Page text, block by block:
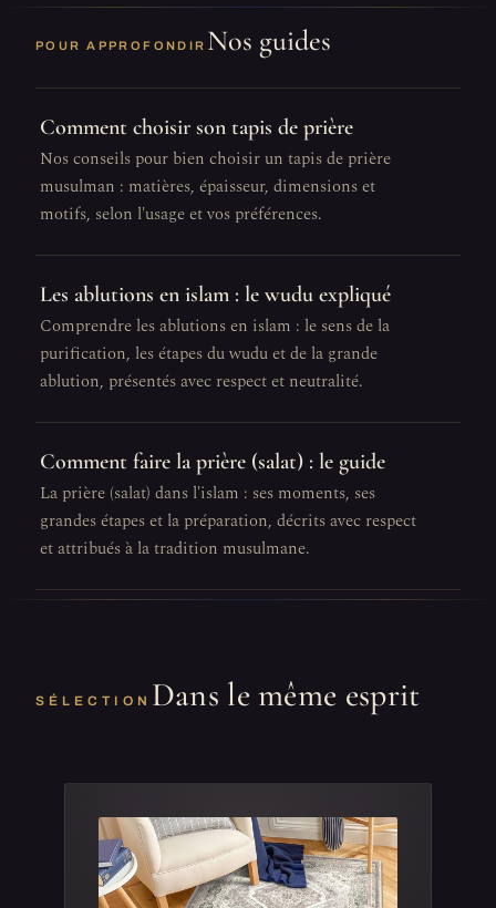
POUR APPROFONDIR Nos guides
Comment choisir son tapis de prière
Nos conseils pour bien choisir un tapis de prière
musulman : matières, épaisseur, dimensions et
motifs, selon l'usage et vos préférences.
Les ablutions en islam : le wudu expliqué
Comprendre les ablutions en islam : le sens de la
purification, les étapes du wudu et de la grande
ablution, présentés avec respect et neutralité.
Comment faire la prière (salat) : le guide
La prière (salat) dans l'islam : ses moments, ses
grandes étapes et la préparation, décrits avec respect
et attribués à la tradition musulmane.
SÉLECTION Dans le même esprit